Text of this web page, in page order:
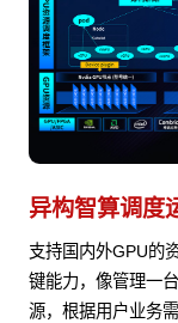
异构智算调
支持国内外GPU的
键能力，像管理一
源，根据用户业务